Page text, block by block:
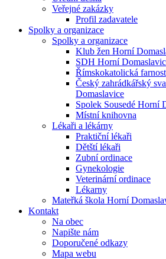
Veřejné zakázky
Profil zadavatele
Spolky a organizace
Spolky a organizace
Klub žen Horní
SDH Horní
Římskokatolická farnost
Český zahrádkářský
Domaslavice
Spolek Sousedé Horní
Místní knihovna
Lékaři a lékárny
Praktiční lékaři
Dětští lékaři
Zubní ordinace
Gynekologie
Veterinární ordinace
Lékarny
Mateřká škola Horní
Kontakt
Na obec
Napište nám
Doporučené odkazy
Mapa webu